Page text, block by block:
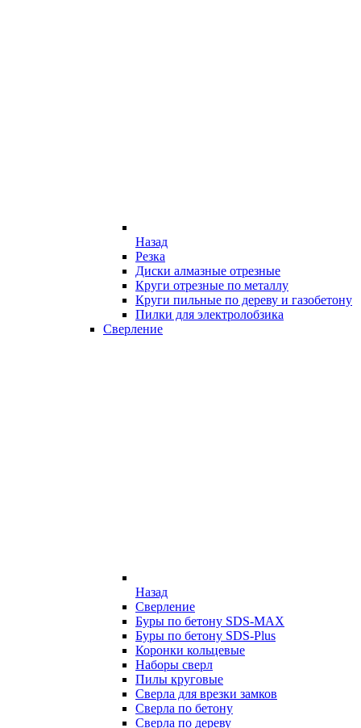
Назад
Резка
Диски алмазные отрезные
Круги отрезные по металлу
Круги пильные по дереву и газобетону
Пилки для электролобзика
Сверление
Назад
Сверление
Буры по бетону SDS-MAX
Буры по бетону SDS-Plus
Коронки кольцевые
Наборы сверл
Пилы круговые
Сверла для врезки замков
Сверла по бетону
Сверла по дереву